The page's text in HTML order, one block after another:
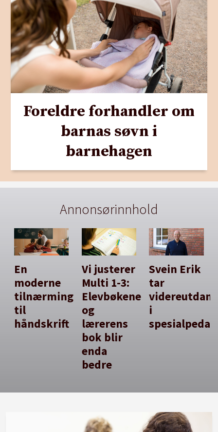
Foreldre forhandler om
barnas søvn i
barnehagen
Annonsørinnhold
En
moderne
tilnærming
til
håndskrift
Vi justerer
Multi 1-3:
Elevbøkene
og
lærerens
bok blir
enda
bedre
Svein Erik
tar
i